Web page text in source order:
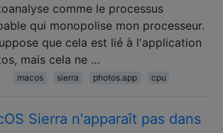
comme le processus
qui monopolise mon processeur.
que cela est lié à l'application
mais cela ne …
macos sierra photos.app cpu
Sierra n'apparaît pas dans